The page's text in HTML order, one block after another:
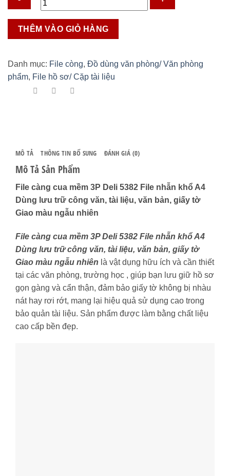
File
mềm
E5382
THÊM VÀO GIỎ HÀNG
Danh mục: File còng, Đồ dùng văn phòng/ Văn phòng
phẩm, File hồ sơ/ Cặp tài liệu
MÔ TẢ THÔNG TIN BỔ SUNG ĐÁNH GIÁ (0)
Mô Tả Sản Phẩm
File càng cua mềm 3P Deli 5382 File nhẫn khổ A4
Dùng lưu trữ công văn, tài liệu, văn bản, giấy tờ
Giao màu ngẫu nhiên
File càng cua mềm 3P Deli 5382 File nhẫn khổ A4
Dùng lưu trữ công văn, tài liệu, văn bản, giấy tờ
Giao màu ngẫu nhiên là vật dụng hữu ích và cần thiết
tại các văn phòng, trường học , giúp bạn lưu giữ hồ sơ
gọn gàng và cẩn thận, đảm bảo giấy tờ không bị nhàu
nát hay rơi rớt, mang lại hiệu quả sử dụng cao trong
bảo quản tài liệu. Sản phẩm được làm bằng chất liệu
cao cấp bền đẹp.